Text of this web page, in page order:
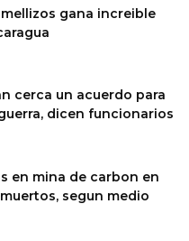
gana increible
cerca un acuerdo para
dicen funcionarios
en mina de carbon en
segun medio